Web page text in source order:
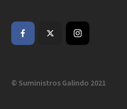
© Suministros Galindo 2021